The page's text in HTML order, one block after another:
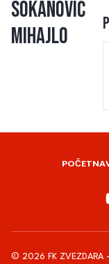
Sokanović
Mihajlo
POČETNA
© 2026 FK ZVEZDARA